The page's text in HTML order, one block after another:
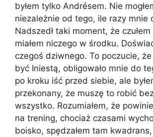
byłem tylko Andrésem. Nie
niezależnie od tego, ile razy mnie
Nadszedł taki moment, że
miałem niczego w środku.
czegoś dziwnego. To poczucie,
być Iniestą, obligowało mnie do
po kroku iść przed siebie, ale
przekonany, że muszę to robić
wszystko. Rozumiałem, że
na trening, chociaż czasami
boisko, spędzałem tam